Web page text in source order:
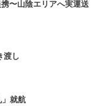
〜山陰エリアへ実運送
渡し
就航